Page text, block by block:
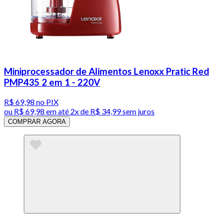
Miniprocessador de Alimentos Lenoxx Pratic Red
PMP435 2 em 1 - 220V
R$ 69,98 no PIX
ou R$ 69,98 em até 2x de R$ 34,99 sem juros
COMPRAR AGORA